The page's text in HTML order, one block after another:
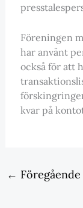
Föreningen
har använt
också för att
kvar på
←